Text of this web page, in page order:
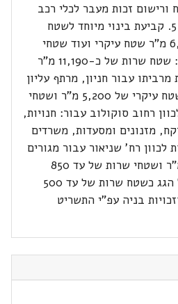
שטח ורישום זכות מעבר לכלי רכב
לחלקות הגובלות 43,24. 5. קביעת בינוי מיוחד לשטח
התכנון שיכיל סה"כ 6,300 מ"ר שטח עיקרי ועוד שטחי
שרות לפי החלוקה הבאה: שטח שרות של כ-11,190 מ"ר
מרביתו עבור חניון, מרתף עליון
ו - 3 קומות מסחריות בשטח עיקרי של 5,200 מ"ר ושטחי
3800 מ"ר לכוון רחוב סוקולוב עבור: חנויות,
מזנונים ומסעדות, משרדים
רופאים. 3 קומות לכוון רח' שניאור עבור מגורים
בשטח עיקרי של 1,100 מ"ר ושטחי שרות של עד 850
מ""ר. מתקנים טכניים על הגג כשטח שרות של עד 500
וזכויות בניה עפ"י התשריט